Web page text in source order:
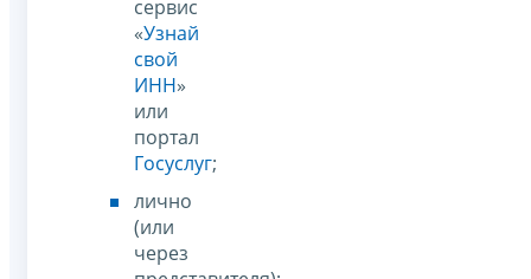
сервис
«Узнай
свой
ИНН»
или
портал
Госуслуг;
лично
(или
через